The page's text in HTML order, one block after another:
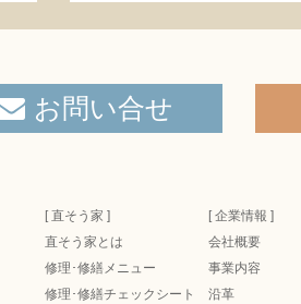
お問い合せ
[ 直そう家 ]
直そう家とは
修理･修繕メニュー
修理･修繕チェックシート
[ 企業情報 ]
会社概要
事業内容
沿革